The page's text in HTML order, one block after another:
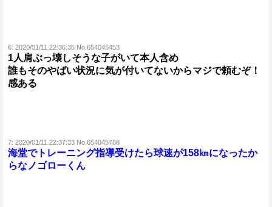
6: 2020/01/11 22:36:35 No.654045453
1人肩ぶっ壊しそうな子がいて本人含め
誰もそのやばい状況に気が付いてないからマジで頼むぞ！
感ある
7: 2020/01/11 22:37:33 No.654045788
海堂でトレーニング指導受けたら球速が158㎞になったか
らなノゴローくん